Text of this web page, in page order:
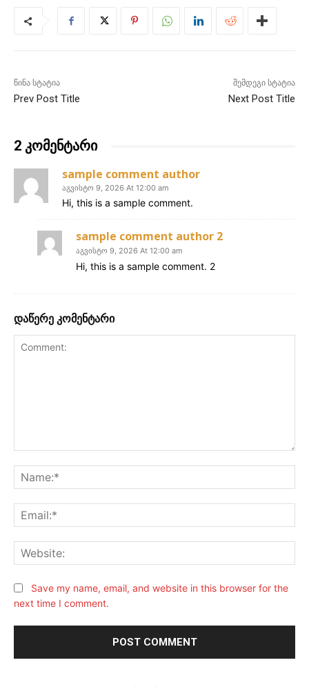
წინა სტატია
Prev Post Title
შემდეგი სტატია
Next Post Title
2 კომენტარი
sample comment author
აგვისტო 9, 2026 At 12:00 am
Hi, this is a sample comment.
sample comment author 2
აგვისტო 9, 2026 At 12:00 am
Hi, this is a sample comment. 2
დაწერე კომენტარი
Save my name, email, and website in this browser for the
next time I comment.